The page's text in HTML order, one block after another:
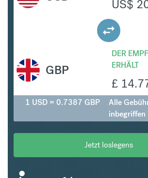
US$
DER
ERHÄLT
£
GBP
1 USD = 0.7387 GBP
Alle
inbegriffen
Jetzt loslegens